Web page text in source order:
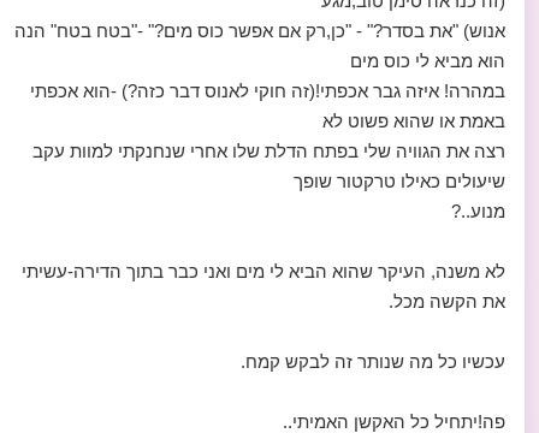
אנוש) "את בסדר?" - "כן,רק אם אפשר כוס מים?" -"בטח בטח" הנה
הוא מביא לי כוס מים
במהרה! איזה גבר אכפתי!(זה חוקי לאנוס דבר כזה?) -הוא אכפתי
באמת או שהוא פשוט לא
רצה את הגוויה שלי בפתח הדלת שלו אחרי שנחנקתי למוות עקב
שיעולים כאילו טרקטור שופך
מנוע..?
לא משנה, העיקר שהוא הביא לי מים ואני כבר בתוך הדירה-עשיתי
את הקשה מכל.
עכשיו כל מה שנותר זה לבקש קמח.
פה!יתחיל כל האקשן האמיתי..